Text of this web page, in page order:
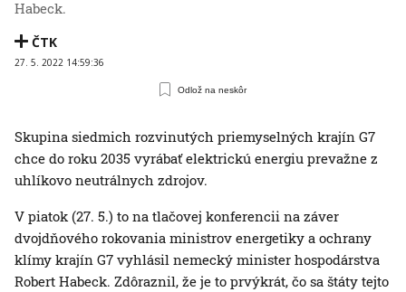
Habeck.
ČTK
27. 5. 2022 14:59:36
Odlož na neskôr
Skupina siedmich rozvinutých priemyselných krajín G7
chce do roku 2035 vyrábať elektrickú energiu prevažne z
uhlíkovo neutrálnych zdrojov.
V piatok (27. 5.) to na tlačovej konferencii na záver
dvojdňového rokovania ministrov energetiky a ochrany
klímy krajín G7 vyhlásil nemecký minister hospodárstva
Robert Habeck. Zdôraznil, že je to prvýkrát, čo sa štáty tejto